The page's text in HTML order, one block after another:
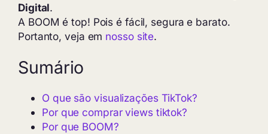
Digital.
A BOOM é top! Pois é fácil, segura e barato.
Portanto, veja em nosso site.
Sumário
O que são visualizações TikTok?
Por que comprar views tiktok?
Por que BOOM?